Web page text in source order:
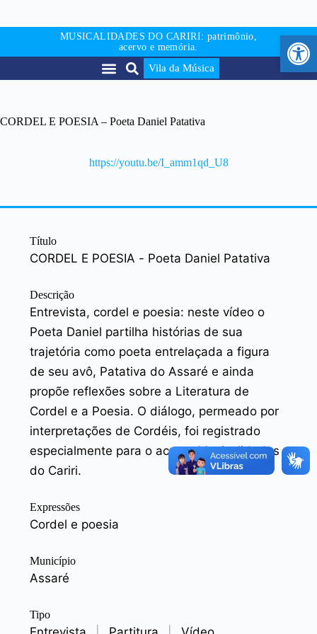
MUSICALIDADES DO CARIRI: patrimônio,
acervo e memória.
Vila da Música
CORDEL E POESIA – Poeta Daniel Patativa
https://youtu.be/I_amm1qd_U8
Título
CORDEL E POESIA - Poeta Daniel Patativa
Descrição
Entrevista, cordel e poesia: neste vídeo o
Poeta Daniel partilha histórias de sua
trajetória como poeta entrelaçada a figura
de seu avô, Patativa do Assaré e ainda
propõe reflexões sobre a Literatura de
Cordel e a Poesia. O diálogo, permeado por
interpretações de Cordéis, foi registrado
especialmente para o acervo Musicalidades
do Cariri.
Expressões
Cordel e poesia
Município
Assaré
Tipo